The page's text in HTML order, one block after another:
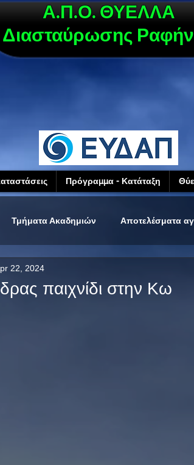
Α.Π.Ο. ΘΥΕΛΛΑ
Διασταύρωσης
Πρόγραμμα - Κατάταξη
Τμήματα Ακαδημιών Αποτελέσματα
παιχνίδι στην Κω
22, 2024